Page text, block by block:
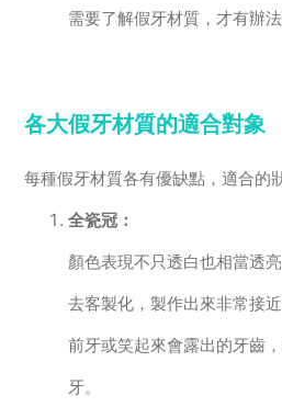
需要了解假牙材質，才有辦
各大假牙材質的適合對象
每種假牙材質各有優缺點，適合的
全瓷冠：
顏色表現不只透白也相當透
去客製化，製作出來非常接
前牙或笑起來會露出的牙齒
牙。